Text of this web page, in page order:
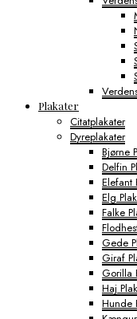
Plakater
Citatplakater
Dyreplakater
Bjørne
Delfin
Elefant
Elg
Falke
Gede
Giraf
Gorilla
Haj
Hunde